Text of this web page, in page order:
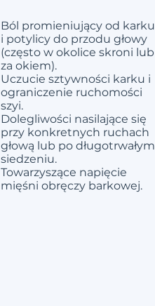
Ból promieniujący od karku
i potylicy do przodu głowy
(często w okolice skroni lub
za okiem).
Uczucie sztywności karku i
ograniczenie ruchomości
szyi.
Dolegliwości nasilające się
przy konkretnych ruchach
głową lub po długotrwałym
siedzeniu.
Towarzyszące napięcie
mięśni obręczy barkowej.